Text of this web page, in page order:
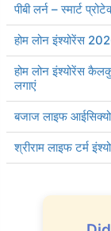
पीबी लर्न – स्मार्ट
होम लोन इंश्योरेंस
होम लोन इंश्योरेंस
लगाएं
बजाज लाइफ
श्रीराम लाइफ टर्म